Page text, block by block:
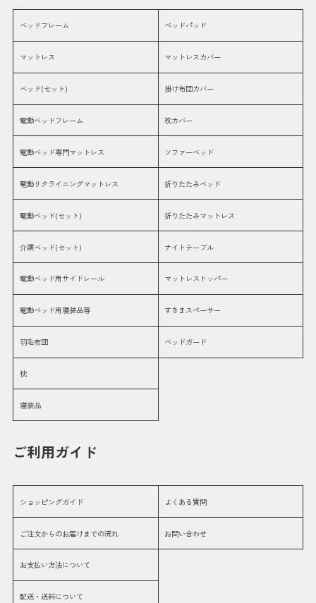
ベッドフレーム
マットレス
ベッド(セット)
電動ベッドフレーム
電動ベッド専門マットレス
電動リクライニングマットレス
電動ベッド(セット)
介護ベッド(セット)
電動ベッド用サイドレール
電動ベッド用寝装品等
羽毛布団
枕
寝装品
ベッドパッド
マットレスカバー
掛け布団カバー
枕カバー
ソファーベッド
折りたたみベッド
折りたたみマットレス
ナイトテーブル
マットレストッパー
すきまスペーサー
ベッドガード
ご利用ガイド
ショッピングガイド
ご注文からのお届けまでの流れ
お支払い方法について
配送・送料について
よくある質問
お問い合わせ